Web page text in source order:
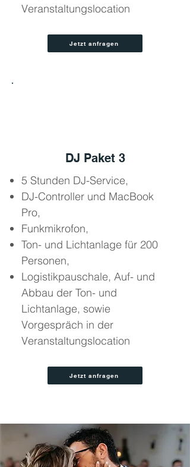
Veranstaltungslocation
Jetzt anfragen
DJ Paket 3
5 Stunden DJ-Service,
DJ-Controller und MacBook
Pro,
Funkmikrofon,
Ton- und Lichtanlage für 200
Personen,
Logistikpauschale, Auf- und
Abbau der Ton- und
Lichtanlage, sowie
Vorgespräch in der
Veranstaltungslocation
Jetzt anfragen